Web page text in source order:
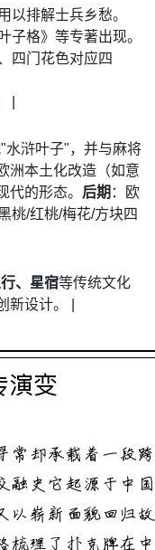
以排解士兵乡愁。
子格》等专著出现。
四门花色对应四
|
水浒叶子"，并与麻将
洲本土化改造（如意
代的形态。 后期 ：欧
桃/红桃/梅花/方块四
、星宿等传统文化
新设计。 |